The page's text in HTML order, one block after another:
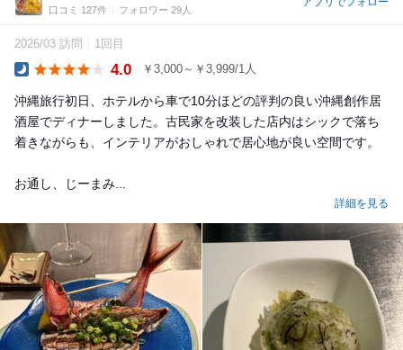
口コミ 127件 フォロワー 29人
2026/03 訪問 1回目
4.0 ￥3,000～￥3,999/1人
沖縄旅行初日、ホテルから車で10分ほどの評判の良い沖縄創作居
酒屋でディナーしました。古民家を改装した店内はシックで落ち
着きながらも、インテリアがおしゃれで居心地が良い空間です。
お通し、じーまみ...
詳細を見る